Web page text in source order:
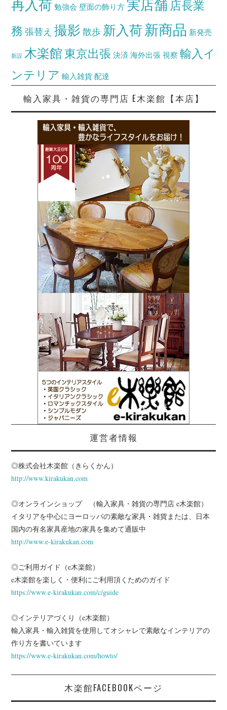
再入荷 勉強会 壁面の飾り方 実店舗 店長業
務 張替え 撮影 散歩 新入荷新商品 新発売
新設 木楽館 東京出張 決済 海外出張 視察 輸入イ
ンテリア 輸入雑貨 配達
輸入家具・雑貨の専門店 E木楽館【本店】
運営者情報
◎株式会社木楽館（きらくかん）
http://www.kirakukan.com
◎オンラインショップ （輸入家具・雑貨の専門店 e木楽館）
イタリアを中心にヨーロッパの素敵な家具・雑貨または、日本
国内の有名家具産地の家具を集めて通販中
http://www.e-kirakukan.com
◎ご利用ガイド（e木楽館）
e木楽館を楽しく・便利にご利用頂くためのガイド
https://www.e-kirakukan.com/c/guide
◎インテリアづくり（e木楽館）
輸入家具・輸入雑貨を使用してオシャレで素敵なインテリアの
作り方を書いています
https://www.e-kirakukan.com/howto/
木楽館FACEBOOKページ